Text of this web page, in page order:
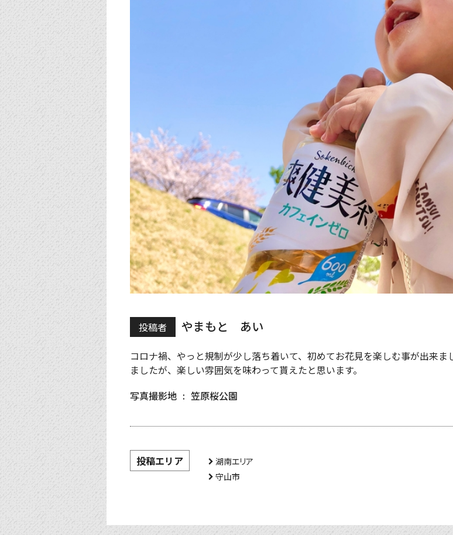
投稿者 やまもと あい
コロナ禍、やっと規制が少し落ち着いて、初めてお花見を楽しむ事が出来
ましたが、楽しい雰囲気を味わって貰えたと思います。
写真撮影地
笠原桜公園
投稿エリア
湖南エリア
守山市